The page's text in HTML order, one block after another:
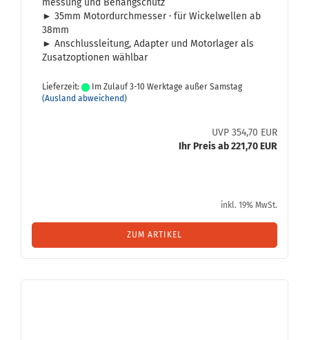
► 35mm Mo­tor­durch­mes­ser · für Wi­ckel­wel­len ab
38mm
► An­schluss­lei­tung, Ad­ap­ter und Mo­tor­la­ger als
Zu­satz­op­tio­nen wähl­bar
Lieferzeit:
Im Zulauf 3-10 Werktage außer Samstag
(Ausland abweichend)
UVP 354,70 EUR
Ihr Preis ab 221,70 EUR
inkl. 19% MwSt.
ZUM ARTIKEL